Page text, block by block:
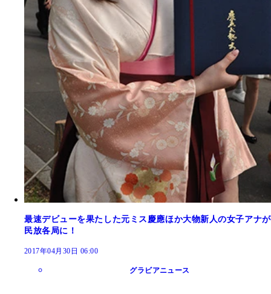
最速デビューを果たした元ミス慶應ほか大物新人の女子アナが
民放各局に！
2017年04月30日 06:00
グラビアニュース